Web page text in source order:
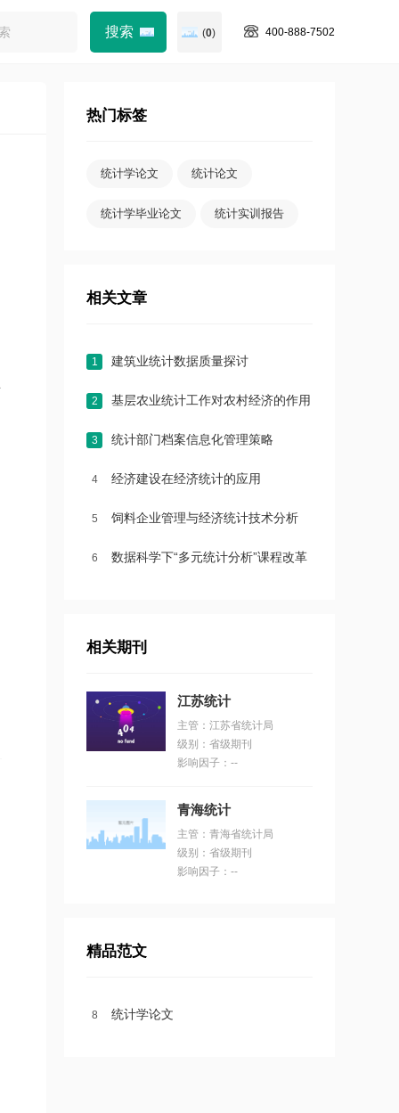
400-888-7502
(0)
热门标签
统计学论文 统计论文
统计学毕业论文 统计实训报告
相关文章
1 建筑业统计数据质量探讨
2 基层农业统计工作对农村经济的作用
3 统计部门档案信息化管理策略
4 经济建设在经济统计的应用
5 饲料企业管理与经济统计技术分析
6 数据科学下“多元统计分析”课程改革
相关期刊
江苏统计
主管：江苏省统计局
级别：省级期刊
影响因子：--
青海统计
主管：青海省统计局
级别：省级期刊
影响因子：--
精品范文
1
2
3
4
5
6
7
8 统计学论文